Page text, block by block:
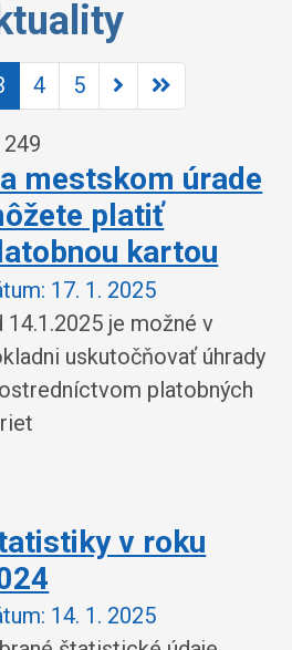
4 5
mestskom úrade
platiť
kartou
17. 1. 2025
14.1.2025 je možné v
uskutočňovať úhrady
platobných
v roku
14. 1. 2025